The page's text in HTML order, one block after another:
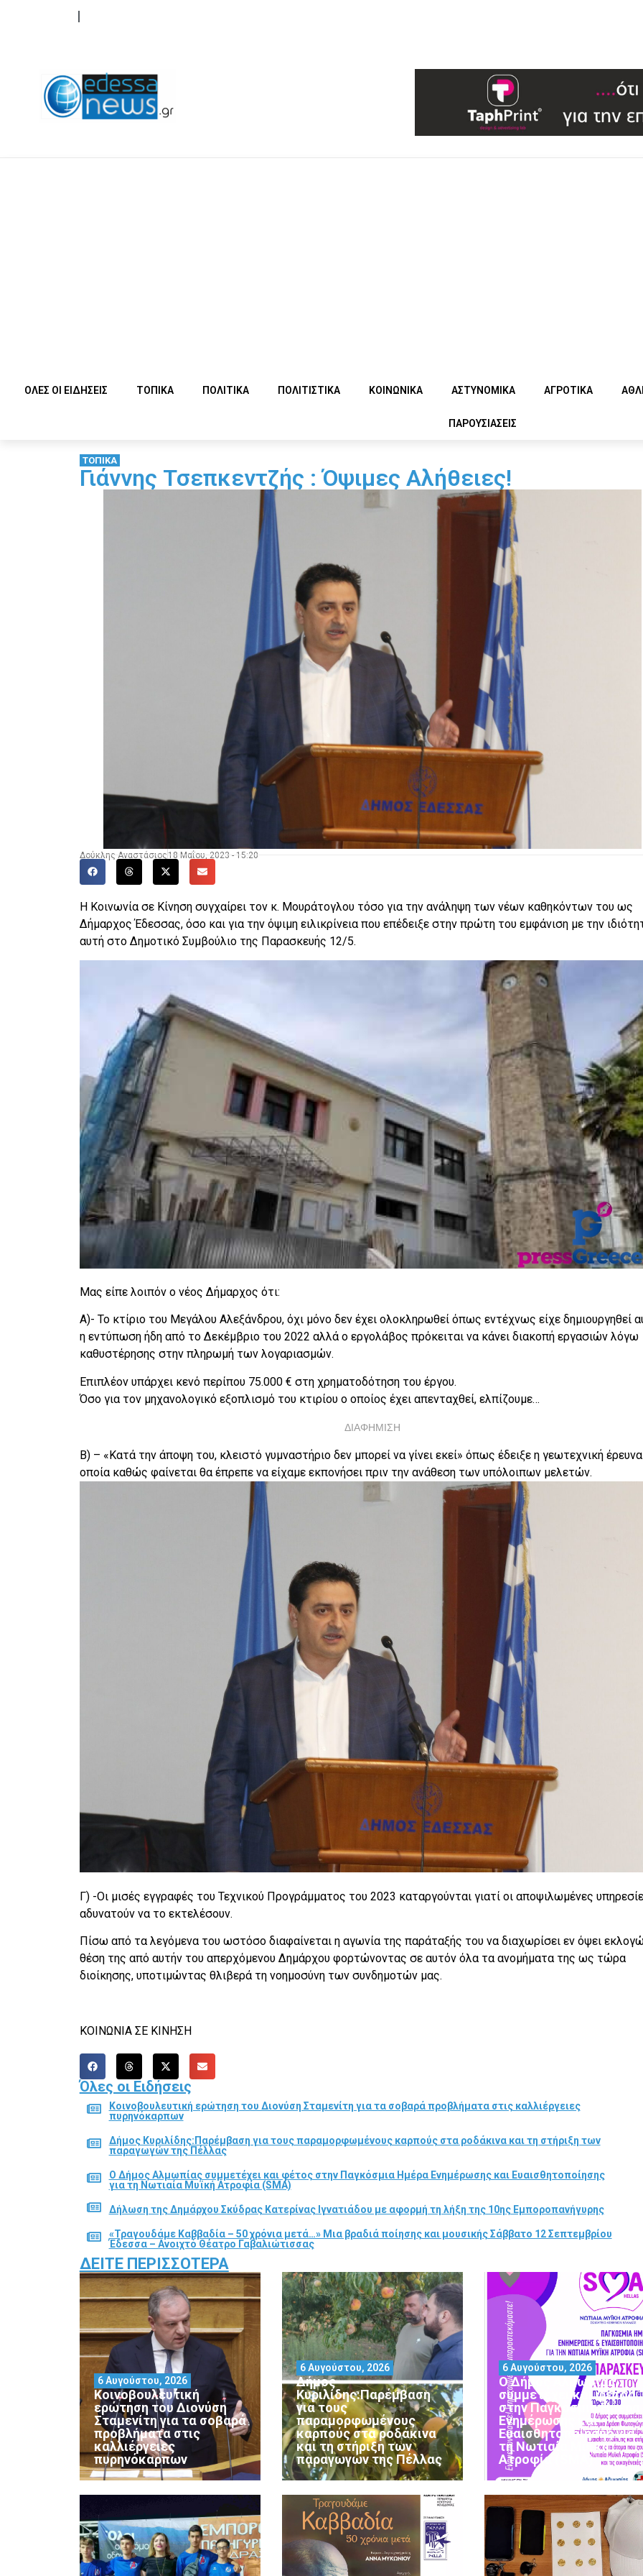
ΟΛΕΣ ΟΙ ΕΙΔΗΣΕΙΣ ΤΟΠΙΚΑ ΠΟΛΙΤΙΚΑ ΠΟΛΙΤΙΣΤΙΚΑ ΚΟΙΝΩΝΙΚΑ ΑΣΤΥΝΟΜΙΚΑ ΑΓΡΟΤΙΚΑ
ΠΑΡΟΥΣΙΑΣΕΙΣ
ΤΟΠΙΚΑ
Γιάννης Τσεπκεντζής : Όψιμες Αλήθειες!
Δούκλης Αναστάσιος 18 Μαΐου, 2023 - 15:20
Η Κοινωνία σε Κίνηση συγχαίρει τον κ. Μουράτογλου τόσο για την ανάληψη των νέων καθηκόντων του ως
Δήμαρχος Έδεσσας, όσο και για την όψιμη ειλικρίνεια που επέδειξε στην πρώτη του εμφάνιση με την
αυτή στο Δημοτικό Συμβούλιο της Παρασκευής 12/5.
Μας είπε λοιπόν ο νέος Δήμαρχος ότι:
Α)- Το κτίριο του Μεγάλου Αλεξάνδρου, όχι μόνο δεν έχει ολοκληρωθεί όπως εντέχνως είχε δημιουργηθεί
η εντύπωση ήδη από το Δεκέμβριο του 2022 αλλά ο εργολάβος πρόκειται να κάνει διακοπή εργασιών λόγω
καθυστέρησης στην πληρωμή των λογαριασμών.
Επιπλέον υπάρχει κενό περίπου 75.000 € στη χρηματοδότηση του έργου.
Όσο για τον μηχανολογικό εξοπλισμό του κτιρίου ο οποίος έχει απενταχθεί, ελπίζουμε…
ΔΙΑΦΗΜΙΣΗ
Β) – «Κατά την άποψη του, κλειστό γυμναστήριο δεν μπορεί να γίνει εκεί» όπως έδειξε η γεωτεχνική
οποία καθώς φαίνεται θα έπρεπε να είχαμε εκπονήσει πριν την ανάθεση των υπόλοιπων μελετών.
Γ) -Οι μισές εγγραφές του Τεχνικού Προγράμματος του 2023 καταργούνται γιατί οι αποψιλωμένες
αδυνατούν να το εκτελέσουν.
Πίσω από τα λεγόμενα του ωστόσο διαφαίνεται η αγωνία της παράταξής του να διαχωρίσει εν όψει
θέση της από αυτήν του απερχόμενου Δημάρχου φορτώνοντας σε αυτόν όλα τα ανομήματα της ως τώρα
διοίκησης, υποτιμώντας θλιβερά τη νοημοσύνη των συνδημοτών μας.
ΚΟΙΝΩΝΙΑ ΣΕ ΚΙΝΗΣΗ
Όλες οι Ειδήσεις
Κοινοβουλευτική ερώτηση του Διονύση Σταμενίτη για τα σοβαρά προβλήματα στις καλλιέργειες
πυρηνόκαρπων
Δήμος Κυριλίδης:Παρέμβαση για τους παραμορφωμένους καρπούς στα ροδάκινα και τη στήριξη των
παραγωγών της Πέλλας
Ο Δήμος Αλμωπίας συμμετέχει και φέτος στην Παγκόσμια Ημέρα Ενημέρωσης και Ευαισθητοποίησης
για τη Νωτιαία Μυϊκή Ατροφία (SMA)
Δήλωση της Δημάρχου Σκύδρας Κατερίνας Ιγνατιάδου με αφορμή τη λήξη της 10ης Εμποροπανήγυρης
«Τραγουδάμε Καββαδία – 50 χρόνια μετά…» Μια βραδιά ποίησης και μουσικής Σάββατο 12 Σεπτεμβρίου
Έδεσσα – Ανοιχτό Θέατρο Γαβαλιώτισσας
ΔΕΊΤΕ ΠΕΡΙΣΣΌΤΕΡΑ
Κοινοβουλευτική
ερώτηση του Διονύση
Σταμενίτη για τα σοβαρά
προβλήματα στις
καλλιέργειες
πυρηνόκαρπων
6 Αυγούστου, 2026
Δήμος
Κυριλίδης:Παρέμβαση
για τους
παραμορφωμένους
καρπούς στα ροδάκινα
και τη στήριξη των
παραγωγών της Πέλλας
6 Αυγούστου, 2026
Ο Δήμος Αλμωπίας
συμμετέχει και φέτος
στην Παγκόσμια Ημέρα
Ενημέρωσης και
Ευαισθητοποίησης για
τη Νωτιαία Μυϊκή
Ατροφία (SMA)
6 Αυγούστου, 2026